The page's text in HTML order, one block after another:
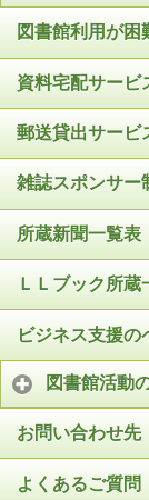
図書館利用が困
資料宅配サービ
郵送貸出サービ
雑誌スポンサー
所蔵新聞一覧表
ＬＬブック所蔵
ビジネス支援の
図書館活動
お問い合わせ先
よくあるご質問